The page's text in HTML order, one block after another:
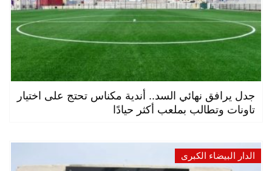
جدل يرافق نهائي السد.. أندية مكناس تحتج على اختيار
تاونات وتطالب بملعب أكثر حيادًا
الدار البيضاء الكبرى